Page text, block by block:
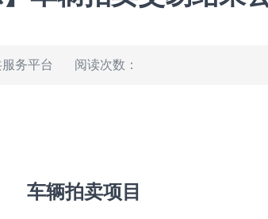
务平台 阅读次数：
车辆拍卖项目